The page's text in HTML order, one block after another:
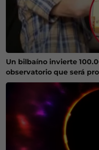
Un bilbaíno invierte
observatorio que será